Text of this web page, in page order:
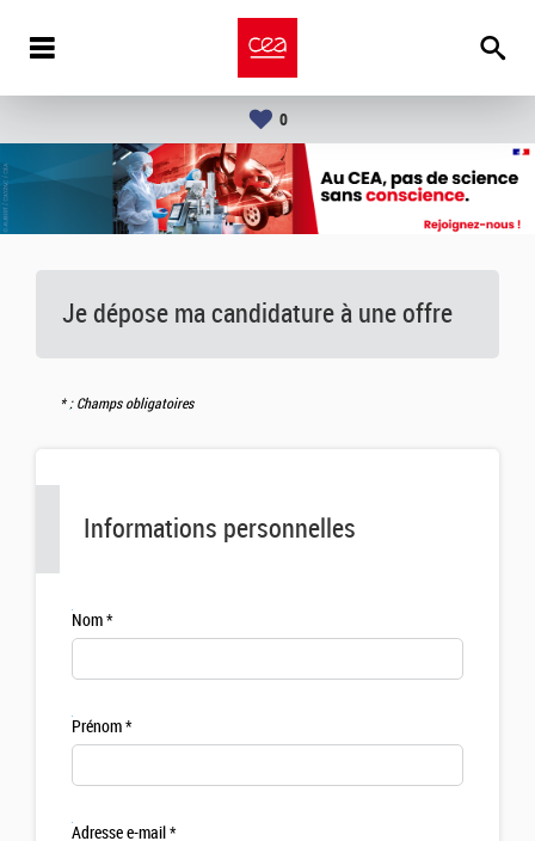
0
Je dépose ma candidature à une offre
: Champs obligatoires
Informations personnelles
Nom
Prénom
Adresse e-mail